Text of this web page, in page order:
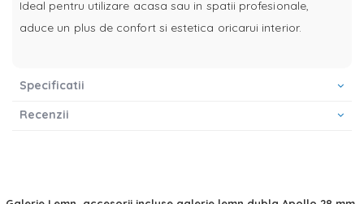
Ideal pentru utilizare acasa sau in spatii profesionale,
aduce un plus de confort si estetica oricarui interior.
Specificatii
Recenzii